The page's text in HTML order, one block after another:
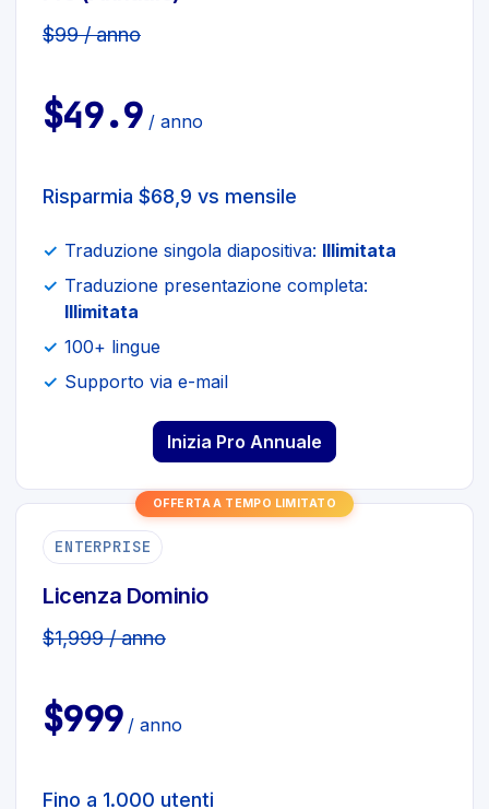
$99 / anno
$49.9 / anno
Risparmia $68,9 vs mensile
Traduzione singola diapositiva: Illimitata
Traduzione presentazione completa:
Illimitata
100+ lingue
Supporto via e-mail
Inizia Pro Annuale
OFFERTA A TEMPO LIMITATO
ENTERPRISE
Licenza Dominio
$1,999 / anno
$999 / anno
Fino a 1.000 utenti